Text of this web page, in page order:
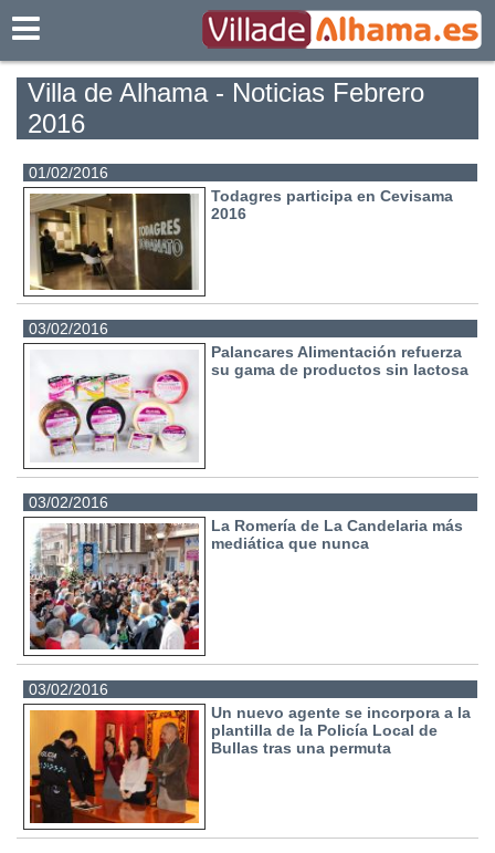
Villa de Alhama - Noticias Febrero
2016
01/02/2016
Todagres participa en Cevisama
2016
03/02/2016
Palancares Alimentación refuerza
su gama de productos sin lactosa
03/02/2016
La Romería de La Candelaria más
mediática que nunca
03/02/2016
Un nuevo agente se incorpora a la
plantilla de la Policía Local de
Bullas tras una permuta